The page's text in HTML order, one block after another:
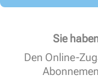
Sie
Den Online-